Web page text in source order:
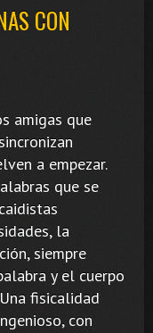
CON
amigas que
a empezar.
que se
la
siempre
y el cuerpo
fisicalidad
con